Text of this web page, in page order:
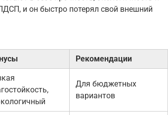
и он быстро потерял свой внешний
Рекомендации
Для бюджетных
вариантов